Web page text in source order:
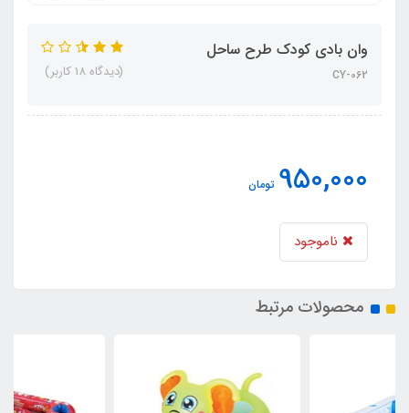
وان بادی کودک طرح ساحل
CY-062 (دیدگاه 18 کاربر)
950,000 تومان
ناموجود
محصولات مرتبط